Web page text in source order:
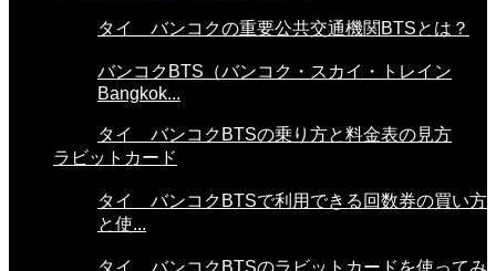
タイ バンコクの重要公共交通機関BTSとは？
バンコクBTS（バンコク・スカイ・トレイン
Bangkok...
タイ バンコクBTSの乗り方と料金表の見方
ラビットカード
タイ バンコクBTSで利用できる回数券の買い方
と使...
タイ バンコクBTSのラビットカードを使ってみ